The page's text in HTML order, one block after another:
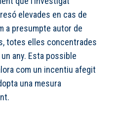
elevades en cas de
a presumpte autor de
totes elles concentrades
any. Esta possible
com un incentiu afegit
una mesura